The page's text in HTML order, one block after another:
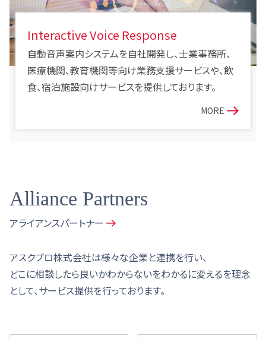
Interactive Voice Response
自動音声案内システムを自社開発し、士業事務所、
医療機関、教育機関等向け業務支援サービスや、飲
食、宿泊施設向けサービスを提供しております。
MORE
Alliance Partners
アライアンスパートナー
アスクプロ株式会社は様々な企業と連携を行い、
どこに相談したら良いかわからないをわかるに変えるを理念
として、サービス提供を行っております。